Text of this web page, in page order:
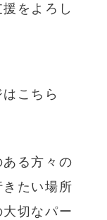
をよろし
こちら
る方々の
たい場所
切なパー